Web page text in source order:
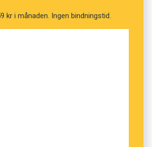
kr i månaden. Ingen bindningstid.